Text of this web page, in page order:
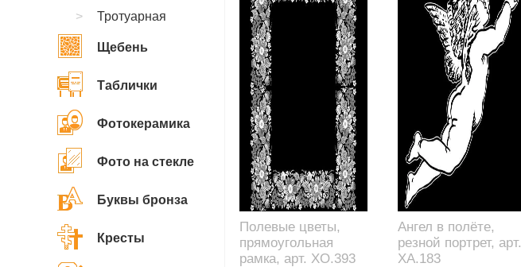
Полевые цветы,
прямоугольная
рамка, арт. XO.393
Ангел в полёте,
резной портрет, арт.
XA.183
Тротуарная
Щебень
Таблички
Фотокерамика
Фото на стекле
Буквы бронза
Кресты